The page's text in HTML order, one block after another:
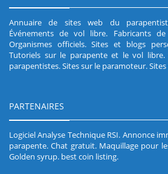
Annuaire de sites web du
Événements de vol libre. Fabricants
Organismes officiels.Sites et blogs
Tutoriels sur le parapente et le vol libre
parapentistes.Sites sur le paramoteur.
PARTENAIRES
Logiciel Analyse Technique RSI. Annonce
parapente.Chat gratuit. Maquillage pour
Golden syrup. best coin listing.